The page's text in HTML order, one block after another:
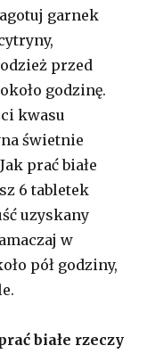
garnek
przed
godzinę.
kwasu
świetnie
prać białe
6 tabletek
uzyskany
w
pół godziny,
białe rzeczy